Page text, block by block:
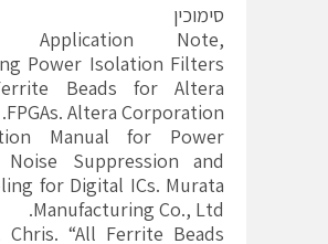
סימוכין
Application Note,
Power Isolation Filters
Beads for Altera
FPGAs. Altera Corporation.
Manual for Power
Noise Suppression and
for Digital ICs. Murata
Manufacturing Co., Ltd.
Chris. “All Ferrite Beads